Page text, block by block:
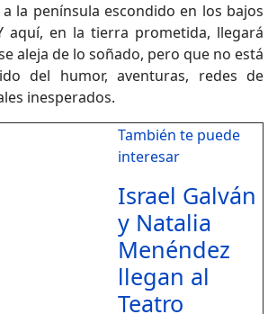
la península escondido en los bajos
aquí, en la tierra prometida, llegará
aleja de lo soñado, pero que no está
del humor, aventuras, redes de
inesperados.
También te puede
interesar
Israel Galván
y Natalia
Menéndez
llegan al
Teatro